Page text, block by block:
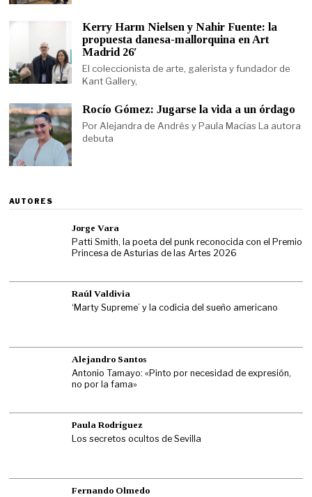
Kerry Harm Nielsen y Nahir Fuente: la
propuesta danesa-mallorquina en Art
Madrid 26′
El coleccionista de arte, galerista y fundador de
Kant Gallery,
Rocío Gómez: Jugarse la vida a un órdago
Por Alejandra de Andrés y Paula Macías La autora
debuta
AUTORES
Jorge Vara
Patti Smith, la poeta del punk reconocida con el Premio
Princesa de Asturias de las Artes 2026
Raúl Valdivia
‘Marty Supreme’ y la codicia del sueño americano
Alejandro Santos
Antonio Tamayo: «Pinto por necesidad de expresión,
no por la fama»
Paula Rodríguez
Los secretos ocultos de Sevilla
Fernando Olmedo